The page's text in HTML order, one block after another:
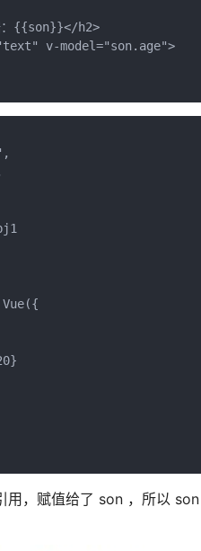
{{son}}</h2>
v-model="son.age">
用，赋值给了 son ，所以